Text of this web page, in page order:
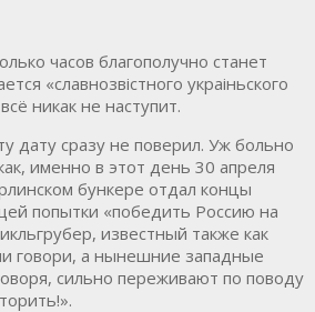
часов благополучно станет
«славнозвiстного украiньского
никак не наступит.
дату сразу не поверил. Уж больно
именно в этот день 30 апреля
бункере отдал концы
попытки «победить Россию на
известный также как
говори, а нынешние западные
сильно переживают по поводу